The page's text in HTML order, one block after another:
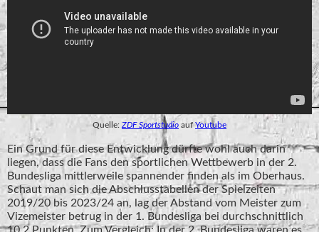
Quelle: ZDF Sportstudio auf Youtube
Ein Grund für diese Entwicklung dürfte wohl auch darin
liegen, dass die Fans den sportlichen Wettbewerb in der 2.
Bundesliga mittlerweile spannender finden als im Oberhaus.
Schaut man sich die Abschlusstabellen der Spielzeiten
2019/20 bis 2023/24 an, lag der Abstand vom Meister zum
Vizemeister betrug in der 1. Bundesliga bei durchschnittlich